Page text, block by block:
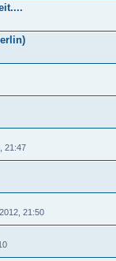
21:47
21:50